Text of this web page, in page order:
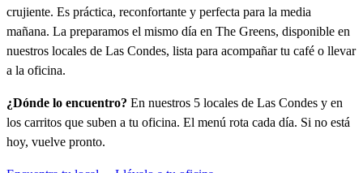
crujiente. Es práctica, reconfortante y perfecta para la media
mañana. La preparamos el mismo día en The Greens, disponible en
nuestros locales de Las Condes, lista para acompañar tu café o llevar
a la oficina.
¿Dónde lo encuentro? En nuestros 5 locales de Las Condes y en
los carritos que suben a tu oficina. El menú rota cada día. Si no está
hoy, vuelve pronto.